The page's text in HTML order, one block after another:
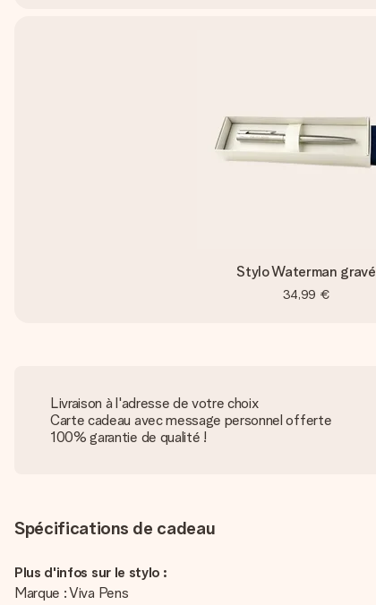
Stylo Waterman gravé
34,99 €
Livraison à l'adresse de votre choix
Carte cadeau avec message personnel offerte
100% garantie de qualité !
Spécifications de cadeau
Plus d'infos sur le stylo :
Marque : Viva Pens